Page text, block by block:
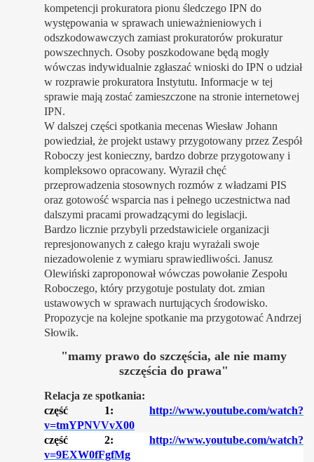
kompetencji prokuratora pionu śledczego IPN do
występowania w sprawach unieważnieniowych i
odszkodowawczych zamiast prokuratorów prokuratur
powszechnych. Osoby poszkodowane będą mogły
wówczas indywidualnie zgłaszać wnioski do IPN o udział
w rozprawie prokuratora Instytutu. Informacje w tej
sprawie mają zostać zamieszczone na stronie internetowej
IPN.
W dalszej części spotkania mecenas Wiesław Johann
powiedział, że projekt ustawy przygotowany przez Zespół
Roboczy jest konieczny, bardzo dobrze przygotowany i
kompleksowo opracowany. Wyraził chęć
przeprowadzenia stosownych rozmów z władzami PIS
oraz gotowość wsparcia nas i pełnego uczestnictwa nad
dalszymi pracami prowadzącymi do legislacji.
Bardzo licznie przybyli przedstawiciele organizacji
represjonowanych z całego kraju wyrażali swoje
niezadowolenie z wymiaru sprawiedliwości. Janusz
Olewiński zaproponował wówczas powołanie Zespołu
Roboczego, który przygotuje postulaty dot. zmian
ustawowych w sprawach nurtujących środowisko.
Propozycje na kolejne spotkanie ma przygotować Andrzej
Słowik.
"mamy prawo do szczęścia, ale nie mamy
szczęścia do prawa"
Relacja ze spotkania:
część 1:
http://www.youtube.com/watch?
v=tmYPNVVvX00
część 2:
http://www.youtube.com/watch?
v=9EXW0fFgfMg